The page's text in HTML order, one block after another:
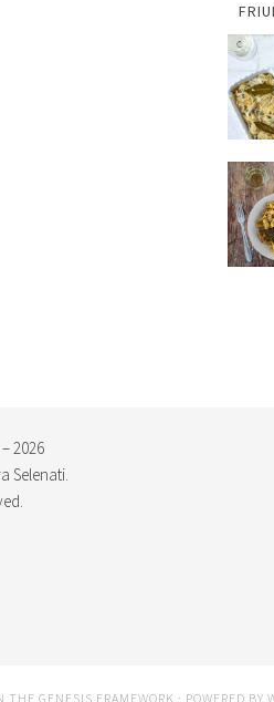
2026
Selenati.
THE GENESIS FRAMEWORK · POWERED BY